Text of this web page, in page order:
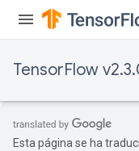
TensorFlow
Esta página se ha